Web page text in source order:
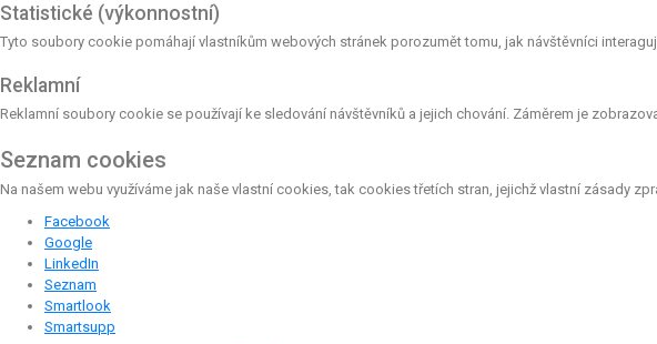
Statistické (výkonnostní)
Tyto soubory cookie pomáhají vlastníkům webových stránek porozumět tomu, jak návštěvníci
Reklamní
Reklamní soubory cookie se používají ke sledování návštěvníků a jejich chování. Záměrem je
Seznam cookies
Na našem webu využíváme jak naše vlastní cookies, tak cookies třetích stran, jejichž vlastní zásady
Facebook
Google
LinkedIn
Seznam
Smartlook
Smartsupp